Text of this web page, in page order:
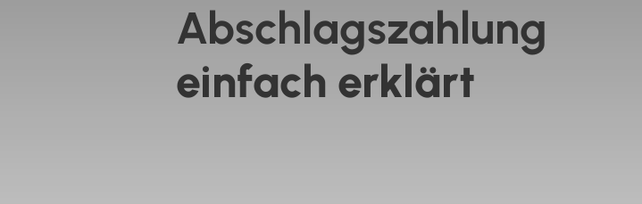
Abschlagszahlung
‍einfach erklärt